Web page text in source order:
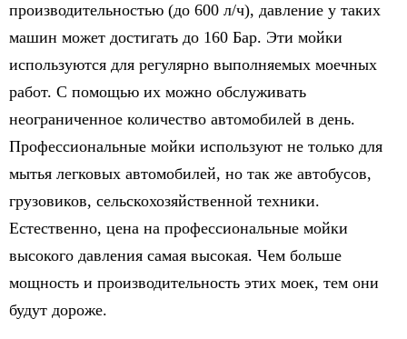
производительностью (до 600 л/ч), давление у таких
машин может достигать до 160 Бар. Эти мойки
используются для регулярно выполняемых моечных
работ. С помощью их можно обслуживать
неограниченное количество автомобилей в день.
Профессиональные мойки используют не только для
мытья легковых автомобилей, но так же автобусов,
грузовиков, сельскохозяйственной техники.
Естественно, цена на профессиональные мойки
высокого давления самая высокая. Чем больше
мощность и производительность этих моек, тем они
будут дороже.